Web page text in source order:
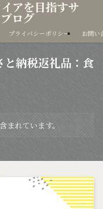
アを目指すサ
ログ
プライバシーポリシー お問い
納税返礼品：食
まれています。